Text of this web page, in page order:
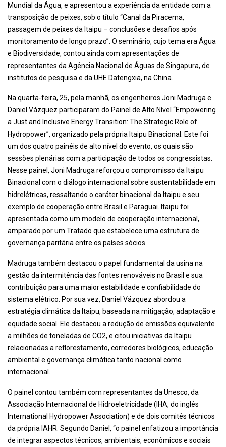
Mundial da Água, e apresentou a experiência da entidade com a
transposição de peixes, sob o título “Canal da Piracema,
passagem de peixes da Itaipu – conclusões e desafios após
monitoramento de longo prazo”. O seminário, cujo tema era Água
e Biodiversidade, contou ainda com apresentações de
representantes da Agência Nacional de Águas de Singapura, de
institutos de pesquisa e da UHE Datengxia, na China.
Na quarta-feira, 25, pela manhã, os engenheiros Joni Madruga e
Daniel Vázquez participaram do Painel de Alto Nível “Empowering
a Just and Inclusive Energy Transition: The Strategic Role of
Hydropower”, organizado pela própria Itaipu Binacional. Este foi
um dos quatro painéis de alto nível do evento, os quais são
sessões plenárias com a participação de todos os congressistas.
Nesse painel, Joni Madruga reforçou o compromisso da Itaipu
Binacional com o diálogo internacional sobre sustentabilidade em
hidrelétricas, ressaltando o caráter binacional da Itaipu e seu
exemplo de cooperação entre Brasil e Paraguai. Itaipu foi
apresentada como um modelo de cooperação internacional,
amparado por um Tratado que estabelece uma estrutura de
governança paritária entre os países sócios.
Madruga também destacou o papel fundamental da usina na
gestão da intermitência das fontes renováveis no Brasil e sua
contribuição para uma maior estabilidade e confiabilidade do
sistema elétrico. Por sua vez, Daniel Vázquez abordou a
estratégia climática da Itaipu, baseada na mitigação, adaptação e
equidade social. Ele destacou a redução de emissões equivalente
a milhões de toneladas de CO2, e citou iniciativas da Itaipu
relacionadas a reflorestamento, corredores biológicos, educação
ambiental e governança climática tanto nacional como
internacional.
O painel contou também com representantes da Unesco, da
Associação Internacional de Hidroeletricidade (IHA, do inglês
International Hydropower Association) e de dois comitês técnicos
da própria IAHR. Segundo Daniel, “o painel enfatizou a importância
de integrar aspectos técnicos, ambientais, econômicos e sociais